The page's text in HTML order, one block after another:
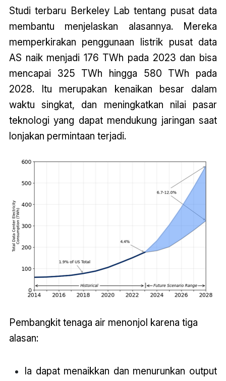
Studi terbaru Berkeley Lab tentang pusat data
membantu menjelaskan alasannya. Mereka
memperkirakan penggunaan listrik pusat data
AS naik menjadi 176 TWh pada 2023 dan bisa
mencapai 325 TWh hingga 580 TWh pada
2028. Itu merupakan kenaikan besar dalam
waktu singkat, dan meningkatkan nilai pasar
teknologi yang dapat mendukung jaringan saat
lonjakan permintaan terjadi.
Pembangkit tenaga air menonjol karena tiga
alasan:
Ia dapat menaikkan dan menurunkan output